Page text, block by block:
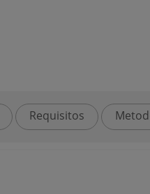
Requisitos